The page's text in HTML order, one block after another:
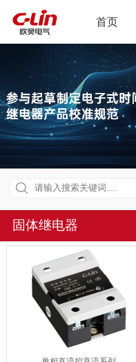
首页
固体继电器